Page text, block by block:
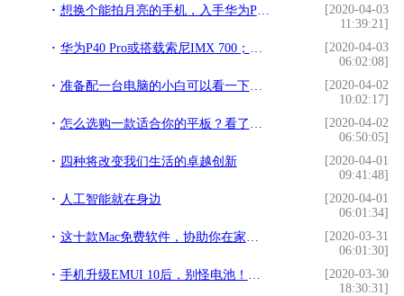
想换个能拍月亮的手机，入手华为P30Pro，相机不错，玩游戏有缺点
[2020-04-03
11:39:21]
华为P40 Pro或搭载索尼IMX 700；新款13英寸MacBook Pro配置曝光
[2020-04-03
06:02:08]
准备配一台电脑的小白可以看一下，相信对你有帮助
[2020-04-02
10:02:17]
怎么选购一款适合你的平板？看了这篇就知道
[2020-04-02
06:50:05]
四种将改变我们生活的卓越创新
[2020-04-01
09:41:48]
人工智能就在身边
[2020-04-01
06:01:34]
这十款Mac免费软件，协助你在家轻松远程办公！
[2020-03-31
06:01:30]
手机升级EMUI 10后，别怪电池！都是这些设置“惹的祸”！
[2020-03-30
18:30:31]